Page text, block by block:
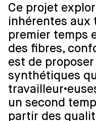
Ce projet
inhérentes aux
premier temps
des fibres,
est de
synthétiques
un second
partir des